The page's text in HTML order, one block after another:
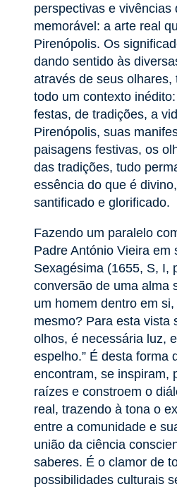
perspectivas e vivências
memorável: a arte real
Pirenópolis. Os
dando sentido às
através de seus olhares,
todo um contexto
festas, de tradições, a
Pirenópolis, suas
paisagens festivas, os
das tradições, tudo
essência do que é
santificado e glorificado.
Fazendo um paralelo
Padre António Vieira em
Sexagésima (1655, S, I,
conversão de uma alma
um homem dentro em
mesmo? Para esta vista
olhos, é necessária luz,
espelho.” É desta forma
encontram, se inspiram,
raízes e constroem o
real, trazendo à tona o
entre a comunidade e
união da ciência
saberes. É o clamor de
possibilidades culturais